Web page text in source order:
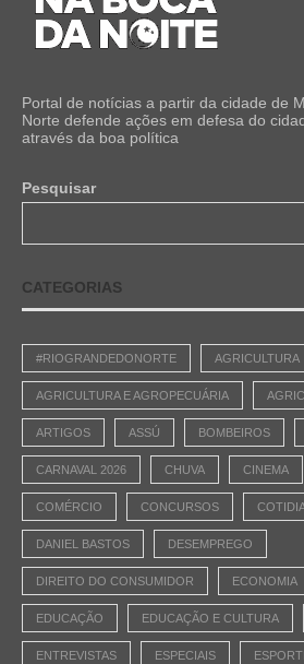
Portal de notícias a partir da cidade de
Norte defende ações em defesa do
através da boa política
Pesquisar
CATEGORIAS
#RIOGRANDEDONORTE AGRICULTURA
AGRICULTURA E AGROPECUÁRIA
ARTIGOS ASSÚ BOMBEIROS
CARNAVAL 2026 CHUVA CINEMA
COMÉRCIO CONCURSOS
DANIEL BASTOS DESEMPREGO
DIREITO DO CONSUMIDOR ECONOMIA
EDUCAÇÃO EDUCAÇÃO E CULTURA
ENTREVISTAS ESPECIAIS